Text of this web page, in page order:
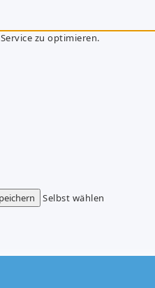
zu optimieren.
Selbst wählen